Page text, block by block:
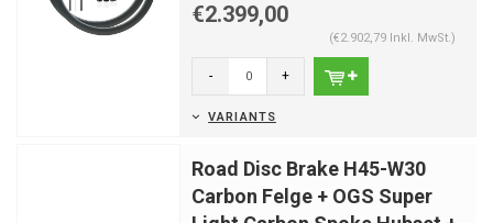
€2.399,00
(€2.902,79 Inkl. MwSt.)
- +
VARIANTS
Road Disc Brake H45-W30
Carbon Felge + OGS Super